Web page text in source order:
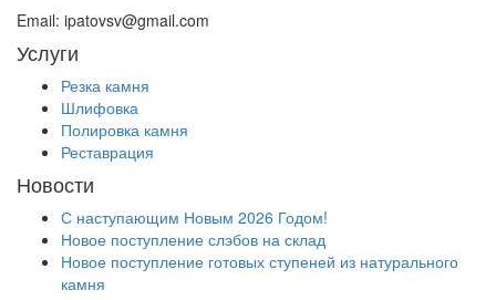
Email: ipatovsv@gmail.com
Услуги
Резка камня
Шлифовка
Полировка камня
Реставрация
Новости
С наступающим Новым 2026 Годом!
Новое поступление слэбов на склад
Новое поступление готовых ступеней из натурального
камня